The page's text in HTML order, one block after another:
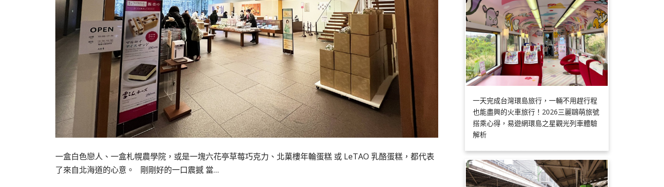
一盒白色戀人、一盒札幌農學院，或是一塊六花亭草莓巧克力、北菓樓年輪蛋糕 或 LeTAO 乳酪蛋糕，都代表
了來自北海道的心意。 剛剛好的一口震撼 當…
一天完成台灣環島旅行，一輛不用趕行程
也能盡興的火車旅行！2026三麗鷗萌旅號
搭乘心得，易遊網環島之星觀光列車體驗
解析